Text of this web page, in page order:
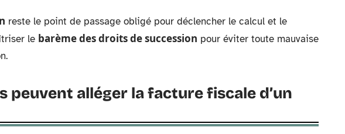
reste le point de passage obligé pour déclencher le calcul et le
le barème des droits de succession pour éviter toute mauvaise
peuvent alléger la facture fiscale d’un